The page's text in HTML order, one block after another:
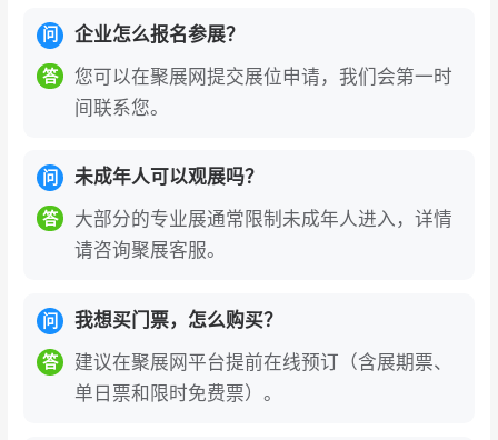
问 企业怎么报名参展？
答
您可以在聚展网提交展位申请，我们会第一时
间联系您。
问 未成年人可以观展吗？
答
大部分的专业展通常限制未成年人进入，详情
请咨询聚展客服。
问 我想买门票，怎么购买？
答
建议在聚展网平台提前在线预订（含展期票、
单日票和限时免费票）。